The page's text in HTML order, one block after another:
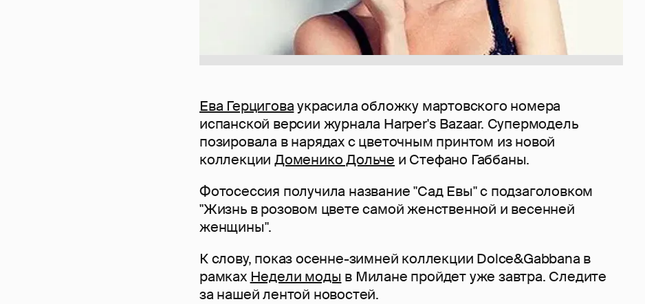
Ева Герциговаукрасила обложку мартовского номера
испанской версии журнала Harper's Bazaar. Супермодель
позировала в нарядах с цветочным принтом из новой
коллекцииДоменико Дольче и Стефано Габбаны.
Фотосессия получила название "Сад Евы" с подзаголовком
"Жизнь в розовом цвете самой женственной и весенней
женщины".
К слову, показ осенне-зимней коллекции Dolce&Gabbana в
рамках Недели моды в Милане пройдет уже завтра. Следите
за нашей лентой новостей.